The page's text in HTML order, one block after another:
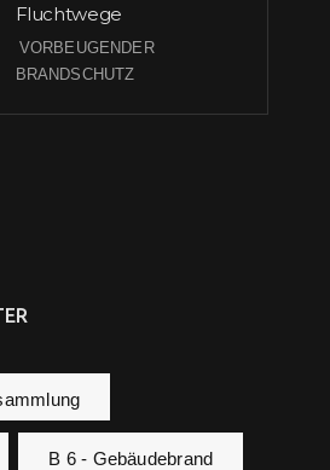
Fluchtwege
VORBEUGENDER
BRANDSCHUTZ
B 6 - Gebäudebrand